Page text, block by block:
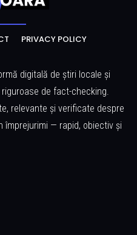
PRIVACY POLICY
digitală de știri locale și
de fact-checking.
relevante și verificate despre
împrejurimi — rapid, obiectiv și